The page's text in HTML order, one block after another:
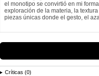
el monotipo se convirtió en mi
exploración de la materia, la
piezas únicas donde el gesto, el
Críticas (0)